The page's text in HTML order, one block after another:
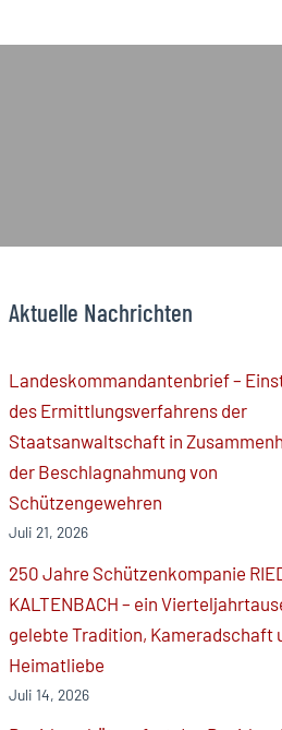
Aktuelle Nachrichten
Landeskommandantenbrief –
des Ermittlungsverfahrens der
Staatsanwaltschaft in
der Beschlagnahmung von
Schützengewehren
Juli 21, 2026
250 Jahre Schützenkompanie
KALTENBACH – ein
gelebte Tradition, Kameradschaft
Heimatliebe
Juli 14, 2026